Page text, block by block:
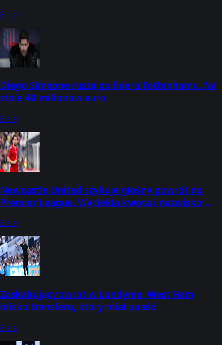
8 sie
Diego Simeone rusza po lidera Tottenhamu. Na
stole 40 milionów euro
8 sie
Newcastle United szykuje głośny powrót do
Premier League. Wyciekła kwota i nazwisko
8 sie
Zaskakujący zwrot w Londynie. West Ham
blisko transferu, który miał upaść
8 sie